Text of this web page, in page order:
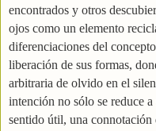
encontrados y otros
ojos como un elemento
diferenciaciones del
liberación de sus formas,
arbitraria de olvido en el
intención no sólo se reduce
sentido útil, una